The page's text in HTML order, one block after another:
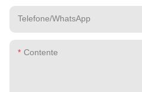
Telefone/WhatsApp
Contente